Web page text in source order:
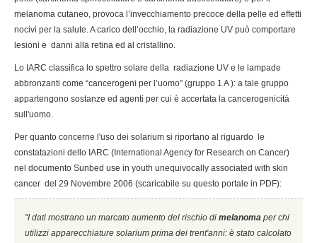
melanoma cutaneo, provoca l’invecchiamento precoce della pelle ed effetti
nocivi per la salute. A carico dell’occhio, la radiazione UV può comportare
lesioni e danni alla retina ed al cristallino.
Lo IARC classifica lo spettro solare della radiazione UV e le lampade
abbronzanti come “cancerogeni per l’uomo” (gruppo 1 A ): a tale gruppo
appartengono sostanze ed agenti per cui è accertata la cancerogenicità
sull'uomo.
Per quanto concerne l'uso dei solarium si riportano al riguardo le
constatazioni dello IARC (International Agency for Research on Cancer)
nel documento Sunbed use in youth unequivocally associated with skin
cancer del 29 Novembre 2006 (scaricabile su questo portale in PDF):
''I dati mostrano un marcato aumento del rischio di melanoma per chi
utilizzi apparecchiature solarium prima dei trent'anni: è stato calcolato